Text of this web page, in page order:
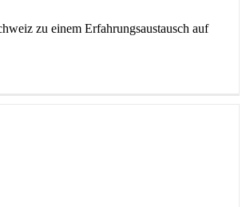
zu einem Erfahrungsaustausch auf